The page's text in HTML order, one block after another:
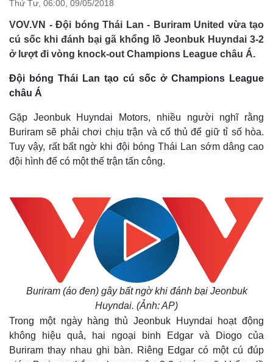
Thứ Tư, 06:00, 09/05/2018
VOV.VN - Đội bóng Thái Lan - Buriram United vừa tạo
cú sốc khi đánh bại gã khổng lồ Jeonbuk Huyndai 3-2
ở lượt đi vòng knock-out Champions League châu Á.
Đội bóng Thái Lan tạo cú sốc ở Champions League
châu Á
Gặp Jeonbuk Huyndai Motors, nhiều người nghĩ rằng
Buriram sẽ phải chơi chịu trận và cố thủ để giữ tỉ số hòa.
Tuy vậy, rất bất ngờ khi đội bóng Thái Lan sớm dâng cao
đội hình để có một thế trận tấn công.
Buriram (áo đen) gây bất ngờ khi đánh bại Jeonbuk
Huyndai. (Ảnh: AP)
Trong một ngày hàng thủ Jeonbuk Huyndai hoạt động
không hiệu quả, hai ngoại binh Edgar và Diogo của
Buriram thay nhau ghi bàn. Riêng Edgar có một cú đúp